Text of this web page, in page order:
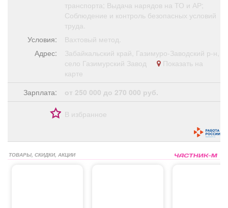
транспорта; Выдача нарядов на ТО и АР;
Соблюдение и контроль безопасных условий
труда.
Условия:
Вахтовый метод.
Адрес:
Забайкальский край, Газимуро-Заводский р-н,
село Газимурский Завод
Показать на
карте
Зарплата:
от 250 000 до 270 000 руб.
В избранное
ТОВАРЫ, СКИДКИ, АКЦИИ